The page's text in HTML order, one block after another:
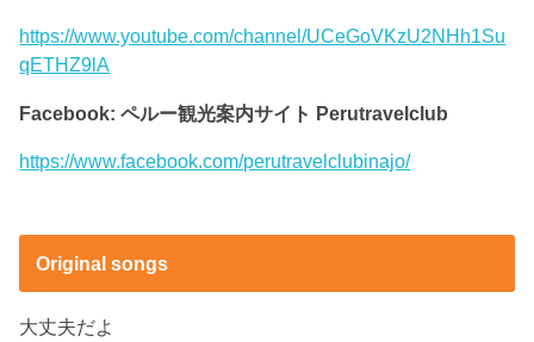
https://www.youtube.com/channel/UCeGoVKzU2NHh1Su
qETHZ9lA
Facebook: ペルー観光案内サイト Perutravelclub
https://www.facebook.com/perutravelclubinajo/
Original songs
大丈夫だよ